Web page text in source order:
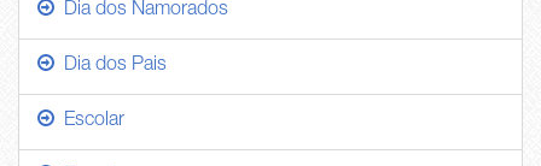
Dia dos Namorados
Dia dos Pais
Escolar